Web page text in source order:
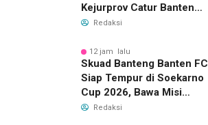
Kejurprov Catur Banten
2026, Raih 24 Medali
Redaksi
12 jam lalu
Skuad Banteng Banten FC
Siap Tempur di Soekarno
Cup 2026, Bawa Misi
Harumkan Nama Banten
Redaksi